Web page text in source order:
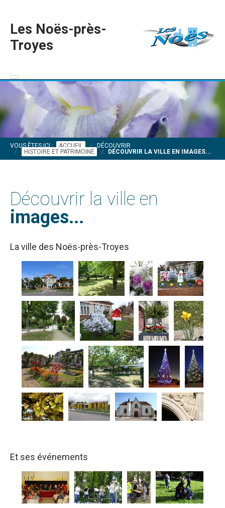
Les Noës-près-
Troyes
VOUS ÊTES ICI : ACCUEIL
DÉCOUVRIR
HISTOIRE ET PATRIMOINE
DÉCOUVRIR LA VILLE EN IMAGES...
Découvrir la ville en
images...
La ville des Noës-près-Troyes
Et ses événements